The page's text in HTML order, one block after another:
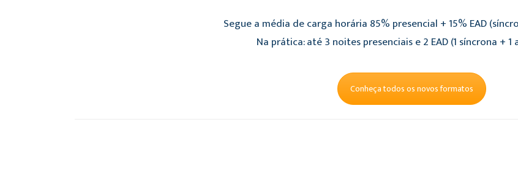
Segue a média de carga horária 85% presencial + 15% EAD
Na prática: até 3 noites presenciais e 2 EAD (1 síncrona + 1
Conheça todos os novos formatos